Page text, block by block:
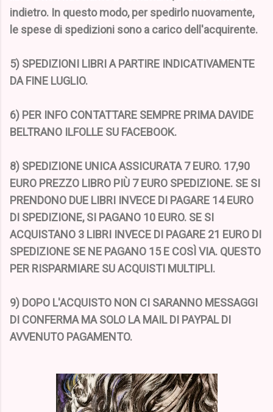
indietro. In questo modo, per spedirlo nuovamente,
le spese di spedizioni sono a carico dell'acquirente.
5) SPEDIZIONI LIBRI A PARTIRE INDICATIVAMENTE
DA FINE LUGLIO.
6) PER INFO CONTATTARE SEMPRE PRIMA DAVIDE
BELTRANO ILFOLLE SU FACEBOOK.
8) SPEDIZIONE UNICA ASSICURATA 7 EURO. 17,90
EURO PREZZO LIBRO PIÙ 7 EURO SPEDIZIONE. SE SI
PRENDONO DUE LIBRI INVECE DI PAGARE 14 EURO
DI SPEDIZIONE, SI PAGANO 10 EURO. SE SI
ACQUISTANO 3 LIBRI INVECE DI PAGARE 21 EURO DI
SPEDIZIONE SE NE PAGANO 15 E COSÌ VIA. QUESTO
PER RISPARMIARE SU ACQUISTI MULTIPLI.
9) DOPO L'ACQUISTO NON CI SARANNO MESSAGGI
DI CONFERMA MA SOLO LA MAIL DI PAYPAL DI
AVVENUTO PAGAMENTO.